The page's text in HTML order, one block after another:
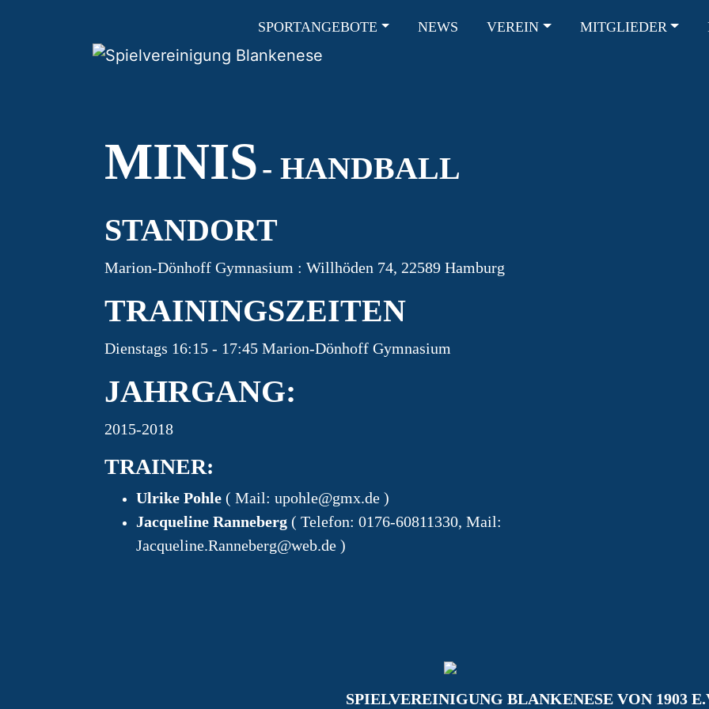
HAUPTNAVIGATION
SPORTANGEBOTE NEWS VEREIN MITGLIEDER
MINIS- HANDBALL
STANDORT
Marion-Dönhoff Gymnasium : Willhöden 74, 22589 Hamburg
TRAININGSZEITEN
Dienstags 16:15 - 17:45 Marion-Dönhoff Gymnasium
JAHRGANG:
2015-2018
TRAINER:
Ulrike Pohle ( Mail: upohle@gmx.de )
Jacqueline Ranneberg ( Telefon: 0176-60811330, Mail:
Jacqueline.Ranneberg@web.de )
SPIELVEREINIGUNG BLANKENESE VON 1903